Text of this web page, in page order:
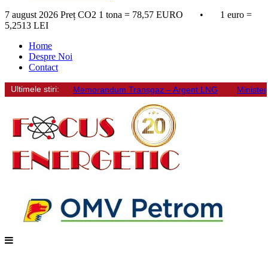
7 august 2026 Preț CO2 1 tona = 78,57 EURO • 1 euro =
5,2513 LEI
Home
Despre Noi
Contact
Ultimele stiri: Memorandum Transgaz – Argent LNG